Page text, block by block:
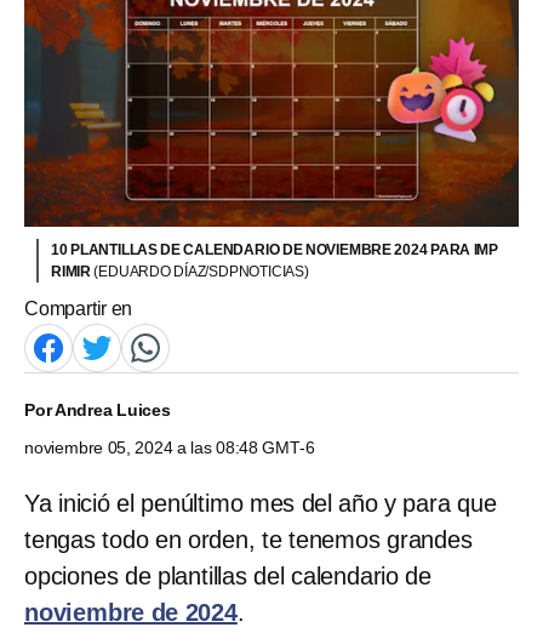
10 PLANTILLAS DE CALENDARIO DE NOVIEMBRE 2024 PARA IMP
RIMIR(EDUARDO DÍAZ/SDPNOTICIAS)
Compartir en
PorAndrea Luices
noviembre 05, 2024 a las 08:48 GMT-6
Ya inició el penúltimo mes del año y para que
tengas todo en orden, te tenemos grandes
opciones de plantillas del calendario de
noviembre de 2024.